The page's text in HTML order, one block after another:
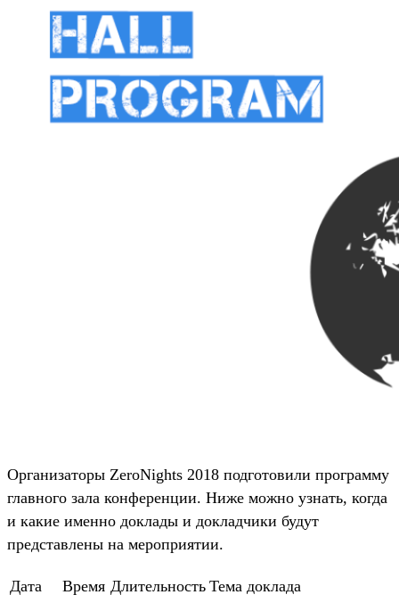
Организаторы ZeroNights 2018 подготовили программу
главного зала конференции. Ниже можно узнать, когда
и какие именно доклады и докладчики будут
представлены на мероприятии.
Дата Время Длительность Тема доклада